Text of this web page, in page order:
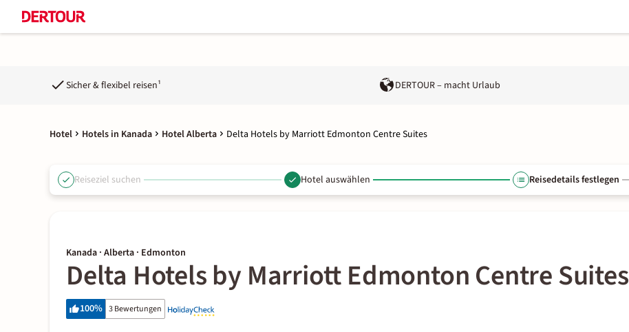
Sicher & flexibel reisen¹ DERTOUR – macht Urlaub
Hotel Hotels in Kanada Hotel Alberta Delta Hotels by Marriott Edmonton Centre Suites
Reiseziel suchen Hotel auswählen Reisedetails festlegen
Kanada · Alberta · Edmonton
Delta Hotels by Marriott Edmonton Centre Suites
100% 3 Bewertungen